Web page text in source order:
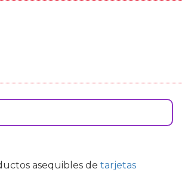
asequibles de tarjetas